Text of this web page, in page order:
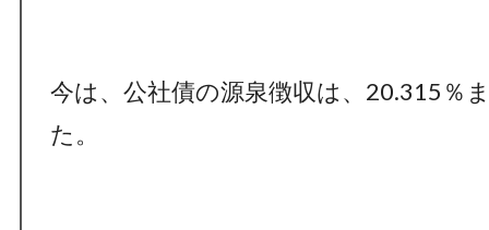
今は、公社債の源泉徴収は、20.315％
た。